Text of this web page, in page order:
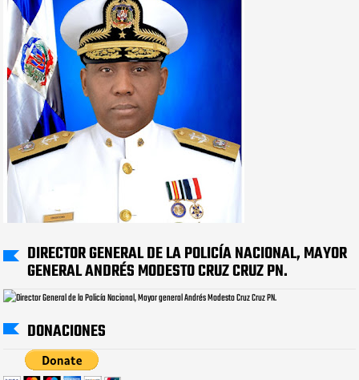
DIRECTOR GENERAL DE LA POLICÍA NACIONAL, MAYOR
GENERAL ANDRÉS MODESTO CRUZ CRUZ PN.
DONACIONES